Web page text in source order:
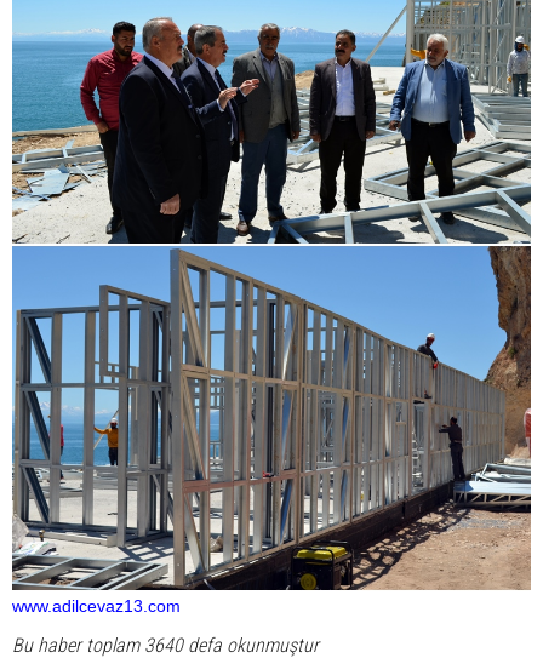
www.adilcevaz13.com
Bu haber toplam 3640 defa okunmuştur